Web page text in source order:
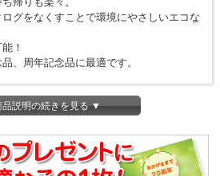
グをなくすことで環境にやさしいエコな
！
、周年記念品に最適です。
方でも、冊子タイプのカタログを取り寄
心して贈る事ができます。
システム料が含まれております。
税別）未満の場合は、デザイン料＆校正手
税別）申し受けます。
説明の続きを見る ▼